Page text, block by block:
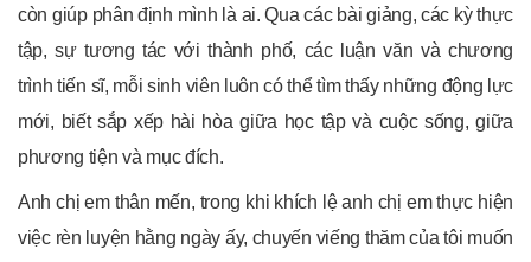
còn giúp phân định mình là ai. Qua các bài giảng, các kỳ thực
tập, sự tương tác với thành phố, các luận văn và chương
trình tiến sĩ, mỗi sinh viên luôn có thể tìm thấy những động lực
mới, biết sắp xếp hài hòa giữa học tập và cuộc sống, giữa
phương tiện và mục đích.
Anh chị em thân mến, trong khi khích lệ anh chị em thực hiện
việc rèn luyện hằng ngày ấy, chuyến viếng thăm của tôi muốn